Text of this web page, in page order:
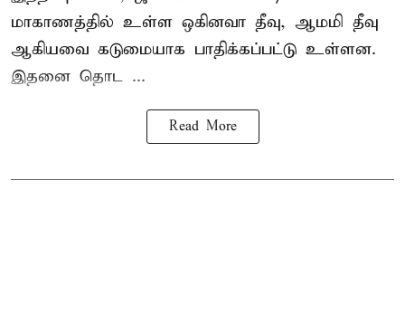
மாகாணத்தில் உள்ள ஒகினவா தீவு, ஆமமி தீவு
ஆகியவை கடுமையாக பாதிக்கப்பட்டு உள்ளன.
இதனை தொட ...
Read More